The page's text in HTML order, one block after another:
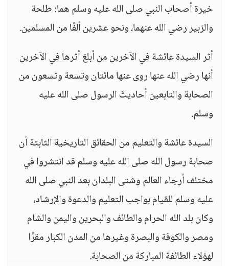
خيرة أصحاب النبي صلى الله عليه وسلم هما: طلحة
والزبير رضي الله عنهما، ونحو عشرين ألفًا من المسلمين.
أثر السيدة عائشة في الآخرين من أبلغ أثرها في الآخرين
أنها رضي الله عنها روى عنها مائتان وتسعة وتسعون من
الصحابة والتابعين أحاديثَ الرسول صلى الله عليه
وسلم.
السيدة عائشة والتعليم من الحقائق التاريخية الثابتة أن
صحابة رسول الله صلى الله عليه وسلم قد انتشروا في
مختلف أرجاء العالم وشتى البلدان بعد النبي صلى الله
عليه وسلم للقيام بواجب التعليم والدعوة والإرشاد،
وكان بلد الله الحرام والطائف والبحرين واليمن والشام
ومصر والكوفة والبصرة وغيرها من المدن الكبار مقرًّا
لهؤلاء الطائفة المباركة من الصحابة.